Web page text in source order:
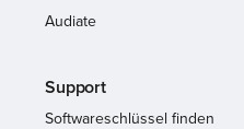
Audiate
Support
Softwareschlüssel finden